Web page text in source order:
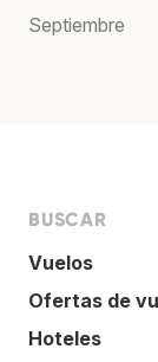
Septiembre
BUSCAR
Vuelos
Ofertas de
Hoteles